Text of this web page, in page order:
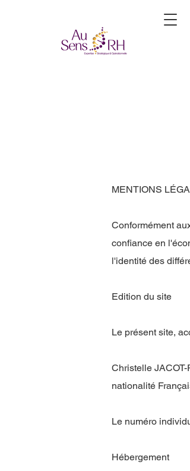
MENTIONS
Conformément
confiance en
l'identité des
Edition du site
Le présent site,
Christelle
nationalité
Le numéro
Hébergement